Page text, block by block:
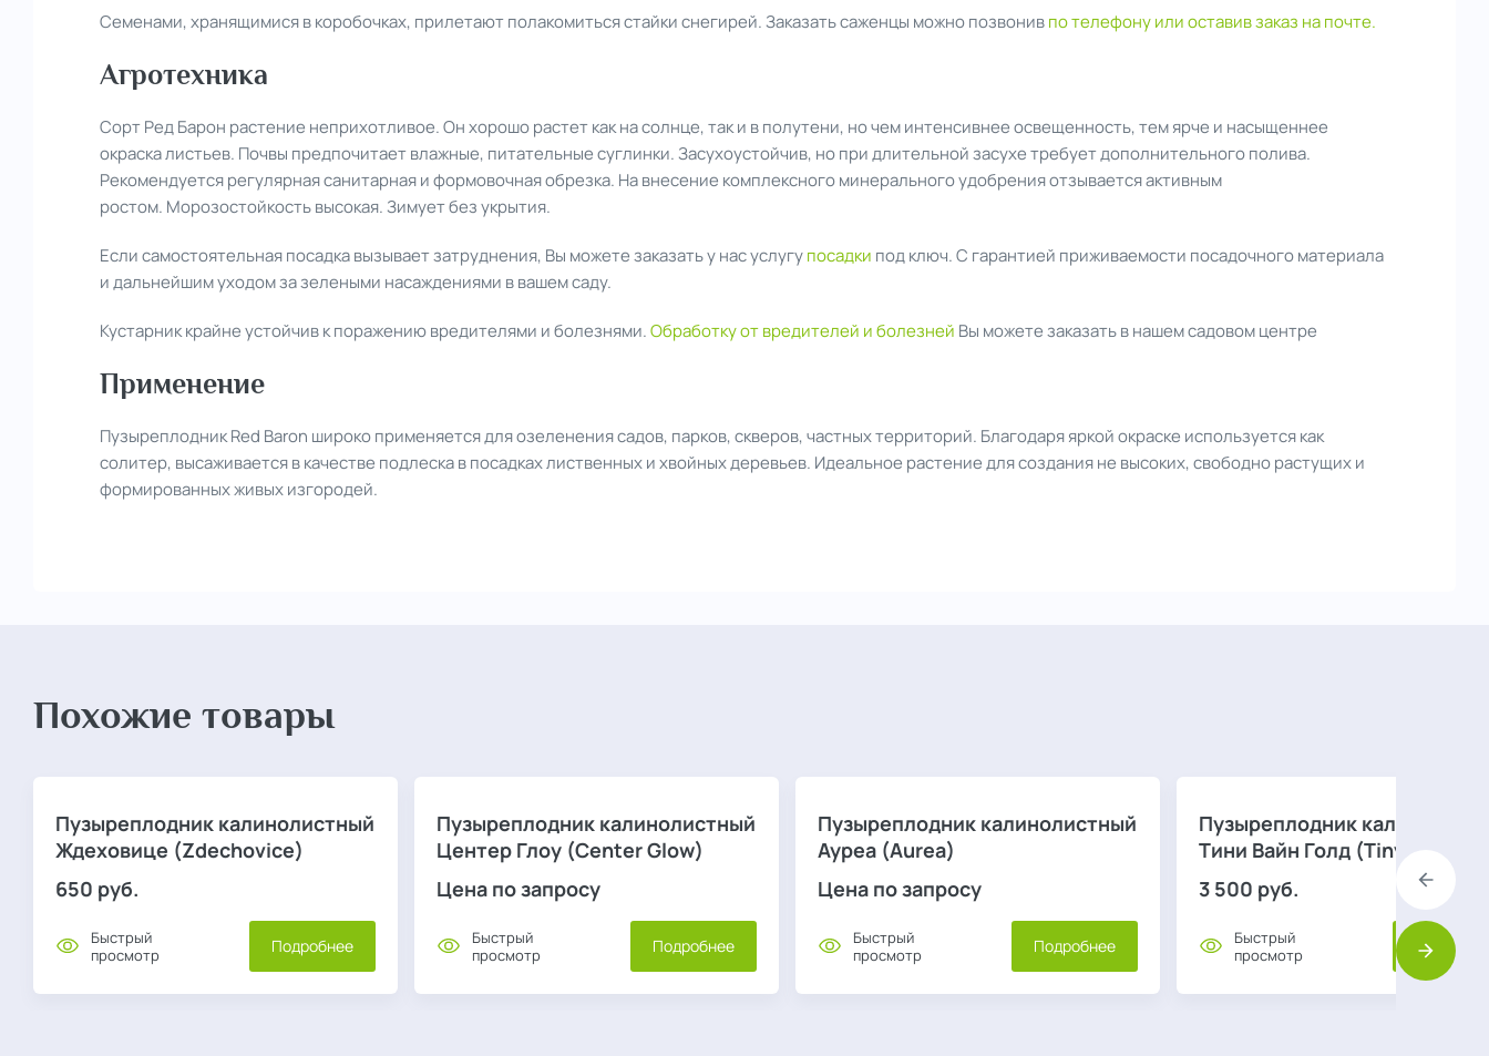
Семенами, хранящимися в коробочках, прилетают полакомиться стайки снегирей.Заказать саженцы можно позвонивпо телефону или оставив заказ на почте.
Агротехника
Сорт Ред Барон растение неприхотливое. Он хорошо растет как на солнце, так и в полутени, но чем интенсивнее освещенность, тем ярче и насыщеннее
окраска листьев. Почвы предпочитает влажные, питательные суглинки. Засухоустойчив, но при длительной засухе требует дополнительного полива.
Рекомендуется регулярная санитарная и формовочная обрезка. На внесение комплексного минерального удобрения отзывается активным
ростом. Морозостойкость высокая. Зимует без укрытия.
Если самостоятельная посадка вызывает затруднения, Вы можете заказать у нас услугупосадки под ключ. С гарантией приживаемости посадочного материала
и дальнейшим уходом за зелеными насаждениями в вашем саду.
Кустарник крайне устойчив к поражению вредителями и болезнями.Обработку от вредителей и болезней Вы можете заказать в нашем садовом центре
Применение
Пузыреплодник Red Baron широко применяется для озеленения садов, парков, скверов, частных территорий. Благодаря яркой окраске используется как
солитер, высаживается в качестве подлеска в посадках лиственных и хвойных деревьев. Идеальное растение для создания не высоких, свободно растущих и
формированных живых изгородей.
Похожие товары
Пузыреплодник калинолистный
Ждеховице (Zdechovice)
650 руб.
Быстрый
просмотр
Подробнее
Пузыреплодник калинолистный
Центер Глоу (Center Glow)
Цена по запросу
Быстрый
просмотр
Подробнее
Пузыреплодник калинолистный
Ауреа (Aurea)
Цена по запросу
Быстрый
просмотр
Подробнее
Пузыреплодник
Тини Вайн Голд (Tiny Wine
3 500 руб.
Быстрый
просмотр
Назад
Вперед